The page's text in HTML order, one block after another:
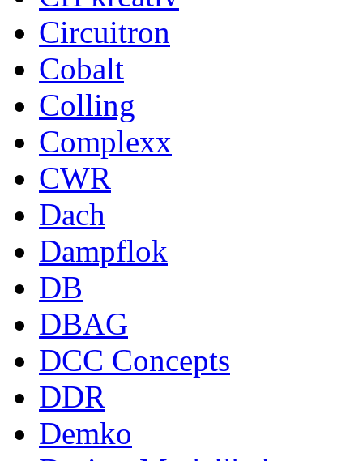
Circuitron
Cobalt
Colling
Complexx
CWR
Dach
Dampflok
DB
DBAG
DCC Concepts
DDR
Demko